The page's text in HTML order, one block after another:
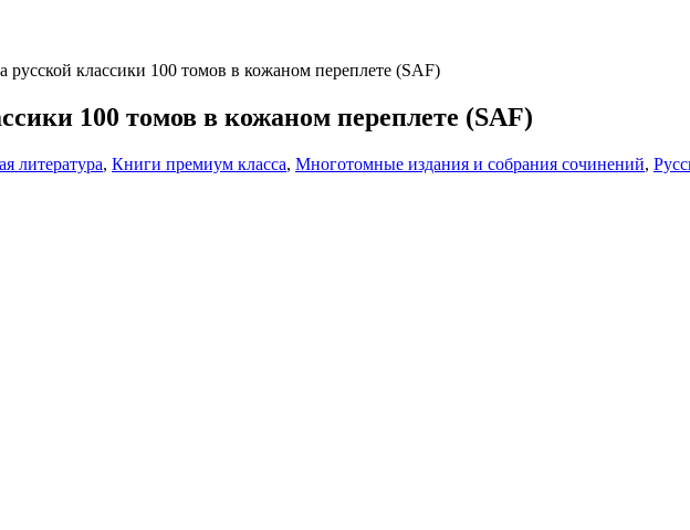
русской классики 100 томов в кожаном переплете (SAF)
100 томов в кожаном переплете (SAF)
литература, Книги премиум класса, Многотомные издания и собрания сочинений,